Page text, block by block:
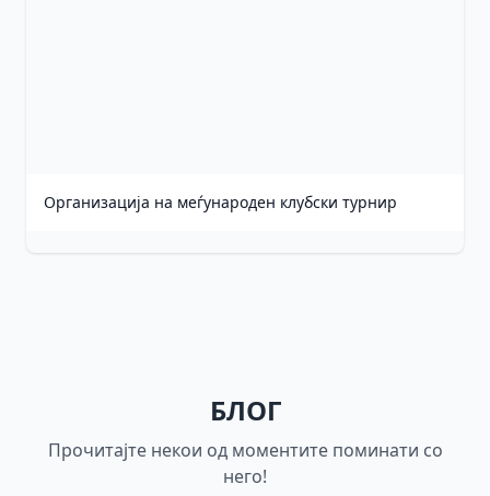
Организација на меѓународен клубски турнир
БЛОГ
Прочитајте некои од моментите поминати со
него!